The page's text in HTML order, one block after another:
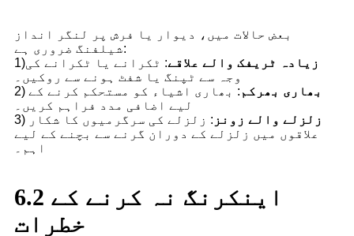
بعض حالات میں، دیوار یا فرش پر لنگر انداز
شیلفنگ ضروری ہے:
1)
زیادہ ٹریفک والے علاقے: ٹکرانے یا ٹکرانے کی
وجہ سے ٹپنگ یا شفٹ ہونے سے روکیں۔
2)
بھاری بھرکم : بھاری اشیاء کو مستحکم کرنے کے
لیے اضافی مدد فراہم کریں۔
3)
زلزلے والے زونز : زلزلے کی سرگرمیوں کا شکار
علاقوں میں زلزلے کے دوران گرنے سے بچنے کے لیے
اہم۔
6.2 اینکرنگ نہ کرنے کے
خطرات